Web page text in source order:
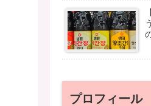
プロフィール